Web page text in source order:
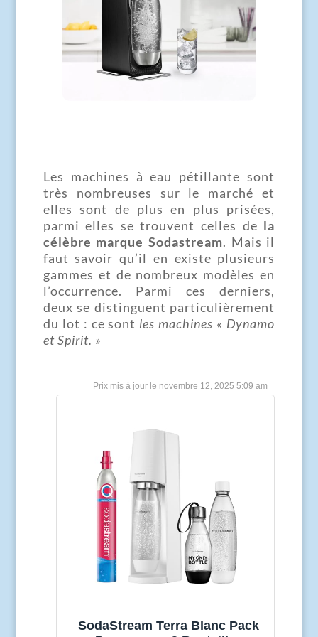
Les machines à eau pétillante sont
très nombreuses sur le marché et
elles sont de plus en plus prisées,
parmi elles se trouvent celles de la
célèbre marque Sodastream. Mais il
faut savoir qu’il en existe plusieurs
gammes et de nombreux modèles en
l’occurrence. Parmi ces derniers,
deux se distinguent particulièrement
du lot : ce sont les machines « Dynamo
et Spirit. »
novembre 12, 2025 5:09 am
SodaStream Terra Blanc Pack